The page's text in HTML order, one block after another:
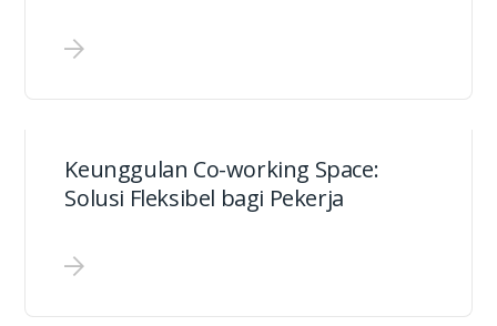
Keunggulan Co-working Space:
Solusi Fleksibel bagi Pekerja